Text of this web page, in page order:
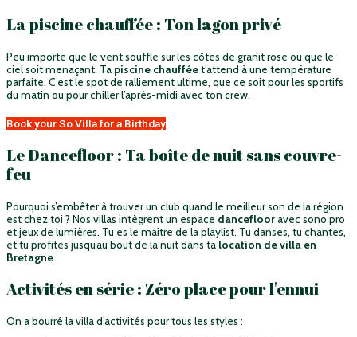
La piscine chauffée : Ton lagon privé
Peu importe que le vent souffle sur les côtes de granit rose ou que le
ciel soit menaçant. Ta piscine chaufféet’attend à une température
parfaite. C’est le spot de ralliement ultime, que ce soit pour les sportifs
du matin ou pour chiller l’après-midi avec ton crew.
Book your So Villa for a Birthday
Le Dancefloor : Ta boîte de nuit sans couvre-
feu
Pourquoi s’embêter à trouver un club quand le meilleur son de la région
est chez toi ? Nos villas intègrent un espace danceflooravec sono pro
et jeux de lumières. Tu es le maître de la playlist. Tu danses, tu chantes,
et tu profites jusqu’au bout de la nuit dans ta location de villa en
Bretagne.
Activités en série : Zéro place pour l'ennui
On a bourré la villa d’activités pour tous les styles :